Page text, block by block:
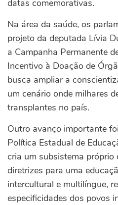
datas comemorativas.
Na área da saúde, os
projeto da deputada Lívia
a Campanha Permanente
Incentivo à Doação de
busca ampliar a
um cenário onde milhares
transplantes no país.
Outro avanço importante
Política Estadual de
cria um subsistema próprio
diretrizes para uma
intercultural e multilíngue,
especificidades dos povos